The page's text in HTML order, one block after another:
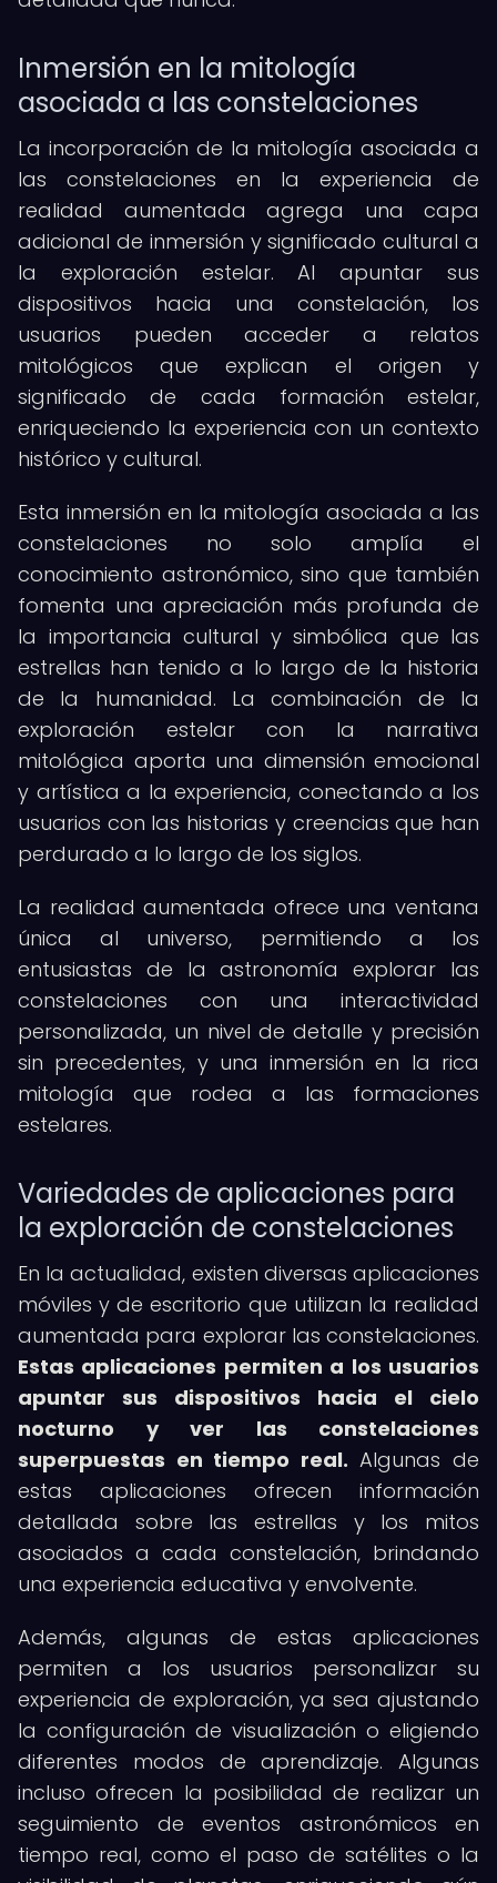
Inmersión en la mitología
asociada a las constelaciones
La incorporación de la mitología asociada a
las constelaciones en la experiencia de
realidad aumentada agrega una capa
adicional de inmersión y significado cultural a
la exploración estelar. Al apuntar sus
dispositivos hacia una constelación, los
usuarios pueden acceder a relatos
mitológicos que explican el origen y
significado de cada formación estelar,
enriqueciendo la experiencia con un contexto
histórico y cultural.
Esta inmersión en la mitología asociada a las
constelaciones no solo amplía el
conocimiento astronómico, sino que también
fomenta una apreciación más profunda de
la importancia cultural y simbólica que las
estrellas han tenido a lo largo de la historia
de la humanidad. La combinación de la
exploración estelar con la narrativa
mitológica aporta una dimensión emocional
y artística a la experiencia, conectando a los
usuarios con las historias y creencias que han
perdurado a lo largo de los siglos.
La realidad aumentada ofrece una ventana
única al universo, permitiendo a los
entusiastas de la astronomía explorar las
constelaciones con una interactividad
personalizada, un nivel de detalle y precisión
sin precedentes, y una inmersión en la rica
mitología que rodea a las formaciones
estelares.
Variedades de aplicaciones para
la exploración de constelaciones
En la actualidad, existen diversas aplicaciones
móviles y de escritorio que utilizan la realidad
aumentada para explorar las constelaciones.
Estas aplicaciones permiten a los usuarios
apuntar sus dispositivos hacia el cielo
nocturno y ver las constelaciones
superpuestas en tiempo real. Algunas de
estas aplicaciones ofrecen información
detallada sobre las estrellas y los mitos
asociados a cada constelación, brindando
una experiencia educativa y envolvente.
Además, algunas de estas aplicaciones
permiten a los usuarios personalizar su
experiencia de exploración, ya sea ajustando
la configuración de visualización o eligiendo
diferentes modos de aprendizaje. Algunas
incluso ofrecen la posibilidad de realizar un
seguimiento de eventos astronómicos en
tiempo real, como el paso de satélites o la